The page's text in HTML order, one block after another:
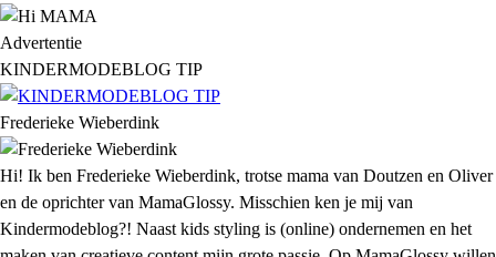
Advertentie
KINDERMODEBLOG TIP
Frederieke Wieberdink
Hi! Ik ben Frederieke Wieberdink, trotse mama van Doutzen en Oliver
en de oprichter van MamaGlossy. Misschien ken je mij van
Kindermodeblog?! Naast kids styling is (online) ondernemen en het